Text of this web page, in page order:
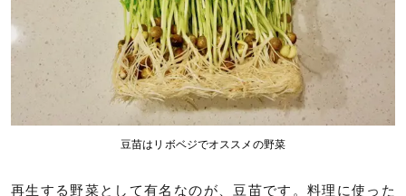
豆苗はリボベジでオススメの野菜
再生する野菜として有名なのが、豆苗です。料理に使った